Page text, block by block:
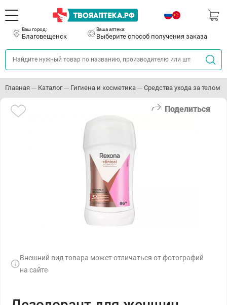
Ваш город:
Благовещенск
Ваша аптека:
Выберите способ получения заказа
Главная Каталог Гигиена и косметика Средства ухода за телом
Поделиться
Внешний вид товара может отличаться от фотографий
на сайте